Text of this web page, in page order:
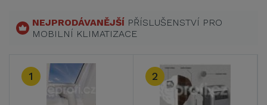
NEJPRODÁVANĚJŠÍ PŘÍSLUŠENSTVÍ PRO
MOBILNÍ KLIMATIZACE
1 2